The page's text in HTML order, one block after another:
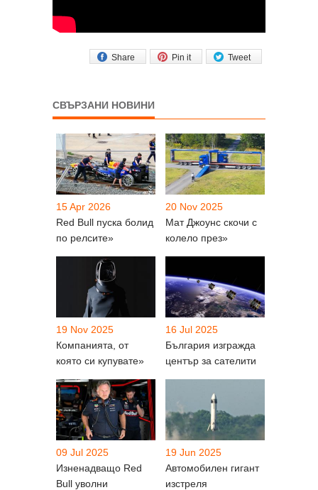
Tweet
Pin it
Share
СВЪРЗАНИ НОВИНИ
15 Apr 2026
Red Bull пуска болид
по релсите»
20 Nov 2025
Мат Джоунс скочи с
колело през»
19 Nov 2025
Компанията, от
която си купувате»
16 Jul 2025
България изгражда
център за сателити
09 Jul 2025
Изненадващо Red
Bull уволни
19 Jun 2025
Автомобилен гигант
изстреля